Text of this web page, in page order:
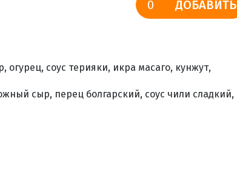
ДОБАВИТЬ
соус терияки, икра масаго, кунжут,
сыр, перец болгарский, соус чили сладкий,